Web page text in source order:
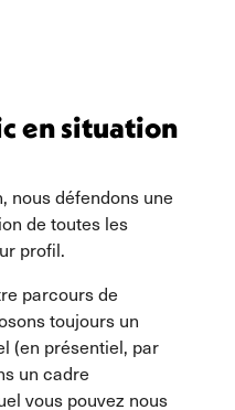
en situation
nous défendons une
de toutes les
profil.
parcours de
toujours un
(en présentiel, par
un cadre
vous pouvez nous